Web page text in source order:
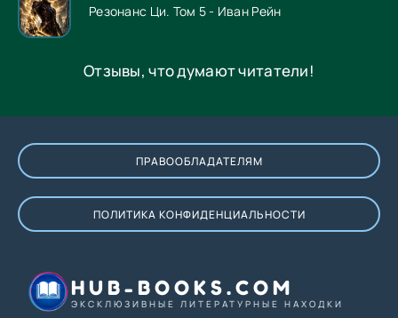
Резонанс Ци. Том 5 - Иван Рейн
Отзывы, что думают читатели!
ПРАВООБЛАДАТЕЛЯМ
ПОЛИТИКА КОНФИДЕНЦИАЛЬНОСТИ
HUB-BOOKS.COM
ЭКСКЛЮЗИВНЫЕ ЛИТЕРАТУРНЫЕ НАХОДКИ